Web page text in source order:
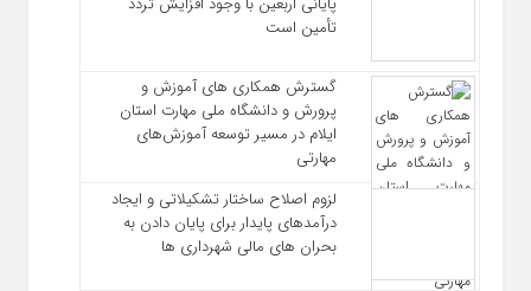
تأمین است
گسترش همکاری‌ های آموزش و
پرورش و دانشگاه ملی مهارت استان
ایلام در مسیر توسعه آموزش‌های
مهارتی
لزوم اصلاح ساختار تشکیلاتی و ایجاد
درآمدهای پایدار برای پایان دادن به
بحران‌ های مالی شهرداری‌ ها